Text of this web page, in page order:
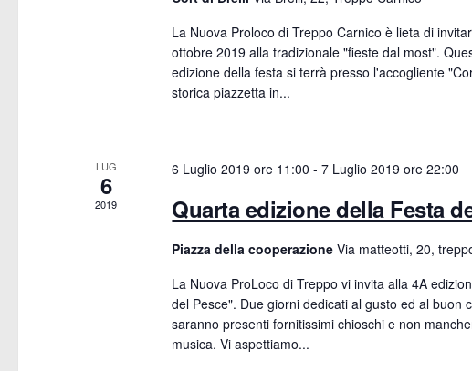
v
o
La Nuova Proloco di Treppo Carnico è lieta di
ottobre 2019 alla tradizionale "fieste dal most".
edizione della festa si terrà presso l'accogliente
storica piazzetta in...
LUG
6
2019
6 Luglio 2019 ore 11:00 -7 Luglio 2019 ore 22:00
Quarta edizione della Festa
Piazza della cooperazioneVia matteotti, 20,
La Nuova ProLoco di Treppo vi invita alla 4A
del Pesce". Due giorni dedicati al gusto ed al buon
saranno presenti fornitissimi chioschi e non
musica. Vi aspettiamo...